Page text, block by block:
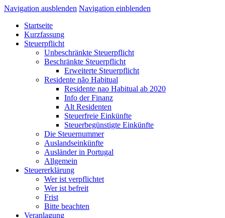
Navigation ausblenden Navigation einblenden
Startseite
Kurzfassung
Steuerpflicht
Unbeschränkte Steuerpflicht
Beschränkte Steuerpflicht
Erweiterte Steuerpflicht
Residente não Habitual
Residente nao Habitual ab 2020
Info der Finanz
Alt Residenten
Steuerfreie Einkünfte
Steuerbegünstigte Einkünfte
Die Steuernummer
Auslandseinkünfte
Ausländer in Portugal
Allgemein
Steuererklärung
Wer ist verpflichtet
Wer ist befreit
Frist
Bitte beachten
Veranlagung